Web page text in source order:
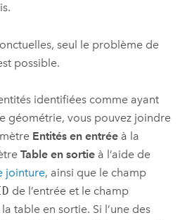
seul le problème de
possible.
identifiées comme ayant
géométrie, vous pouvez joindre
Entités en entrée à la
Table en sortie à l’aide de
jointure, ainsi que le champ
de l’entrée et le champ
table en sortie. Si l’une des